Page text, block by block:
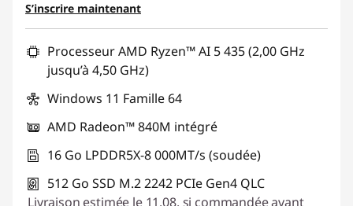
S’inscrire maintenant
Processeur AMD Ryzen™ AI 5 435 (2,00 GHz
jusqu’à 4,50 GHz)
Windows 11 Famille 64
AMD Radeon™ 840M intégré
16 Go LPDDR5X-8 000MT/s (soudée)
512 Go SSD M.2 2242 PCIe Gen4 QLC
Livraison estimée le 11.08. si commandée avant